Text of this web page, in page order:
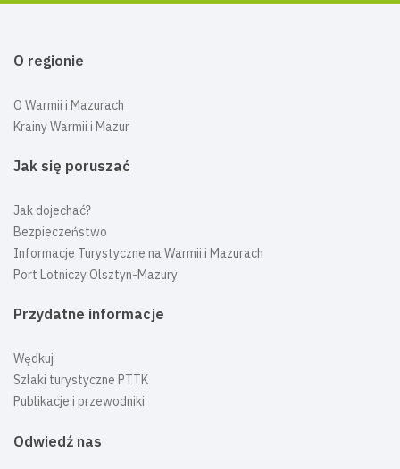
O regionie
O Warmii i Mazurach
Krainy Warmii i Mazur
Jak się poruszać
Jak dojechać?
Bezpieczeństwo
Informacje Turystyczne na Warmii i Mazurach
Port Lotniczy Olsztyn-Mazury
Przydatne informacje
Wędkuj
Szlaki turystyczne PTTK
Publikacje i przewodniki
Odwiedź nas